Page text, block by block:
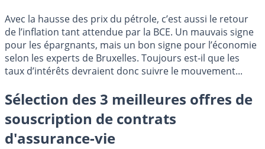
Avec la hausse des prix du pétrole, c’est aussi le retour
de l’inflation tant attendue par la BCE. Un mauvais signe
pour les épargnants, mais un bon signe pour l’économie
selon les experts de Bruxelles. Toujours est-il que les
taux d’intérêts devraient donc suivre le mouvement...
Sélection des 3 meilleures offres de
souscription de contrats
d'assurance-vie